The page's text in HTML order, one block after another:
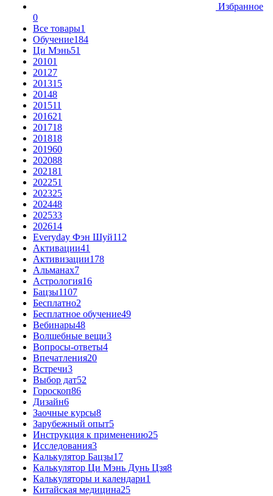
Избранное
0
Все товары1
Обучение184
Ци Мэнь51
20101
20127
201315
20148
201511
201621
201718
201818
201960
202088
202181
202251
202325
202448
202533
202614
Everyday Фэн Шуй112
Активации41
Активизации178
Альманах7
Астрология16
Бацзы1107
Бесплатно2
Бесплатное обучение49
Вебинары48
Волшебные вещи3
Вопросы-ответы4
Впечатления20
Встречи3
Выбор дат52
Гороскоп86
Дизайн6
Заочные курсы8
Зарубежный опыт5
Инструкция к применению25
Исследования3
Калькулятор Бацзы17
Калькулятор Ци Мэнь Дунь Цзя8
Калькуляторы и календари1
Китайская медицина25